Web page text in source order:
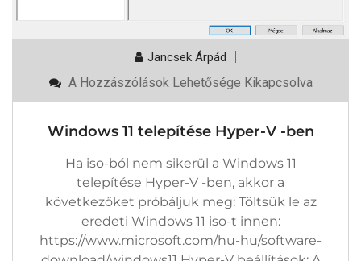
Jancsek Árpád
Windows
Telepítése
V
Ben
Bejegyzéshez
A Hozzászólások Lehetősége Kikapcsolva
Windows 11 telepítése Hyper-V -ben
Ha iso-ból nem sikerül a Windows 11
telepítése Hyper-V -ben, akkor a
következőket próbáljuk meg: Töltsük le az
eredeti Windows 11 iso-t innen:
https://www.microsoft.com/hu-hu/software-